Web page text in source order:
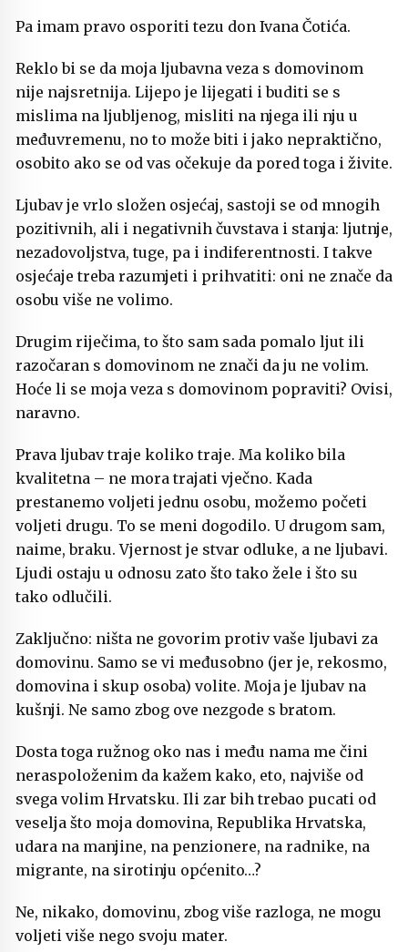
Pa imam pravo osporiti tezu don Ivana Čotića.
Reklo bi se da moja ljubavna veza s domovinom
nije najsretnija. Lijepo je lijegati i buditi se s
mislima na ljubljenog, misliti na njega ili nju u
međuvremenu, no to može biti i jako nepraktično,
osobito ako se od vas očekuje da pored toga i živite.
Ljubav je vrlo složen osjećaj, sastoji se od mnogih
pozitivnih, ali i negativnih čuvstava i stanja: ljutnje,
nezadovoljstva, tuge, pa i indiferentnosti. I takve
osjećaje treba razumjeti i prihvatiti: oni ne znače da
osobu više ne volimo.
Drugim riječima, to što sam sada pomalo ljut ili
razočaran s domovinom ne znači da ju ne volim.
Hoće li se moja veza s domovinom popraviti? Ovisi,
naravno.
Prava ljubav traje koliko traje. Ma koliko bila
kvalitetna – ne mora trajati vječno. Kada
prestanemo voljeti jednu osobu, možemo početi
voljeti drugu. To se meni dogodilo. U drugom sam,
naime, braku. Vjernost je stvar odluke, a ne ljubavi.
Ljudi ostaju u odnosu zato što tako žele i što su
tako odlučili.
Zaključno: ništa ne govorim protiv vaše ljubavi za
domovinu. Samo se vi međusobno (jer je, rekosmo,
domovina i skup osoba) volite. Moja je ljubav na
kušnji. Ne samo zbog ove nezgode s bratom.
Dosta toga ružnog oko nas i među nama me čini
neraspoloženim da kažem kako, eto, najviše od
svega volim Hrvatsku. Ili zar bih trebao pucati od
veselja što moja domovina, Republika Hrvatska,
udara na manjine, na penzionere, na radnike, na
migrante, na sirotinju općenito…?
Ne, nikako, domovinu, zbog više razloga, ne mogu
voljeti više nego svoju mater.